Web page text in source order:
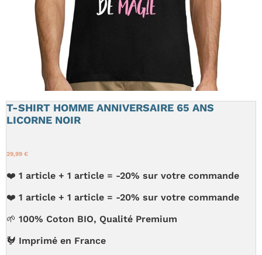
T-SHIRT HOMME ANNIVERSAIRE 65 ANS
LICORNE NOIR
29,99 €
❤️ 1 article + 1 article = -20% sur votre commande
❤️ 1 article + 1 article = -20% sur votre commande
🌱 100% Coton BIO, Qualité Premium
🐓 Imprimé en France